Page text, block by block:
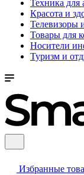
Техника для
Красота и
Телевизоры
Товары для
Носители
Туризм и
Избранные